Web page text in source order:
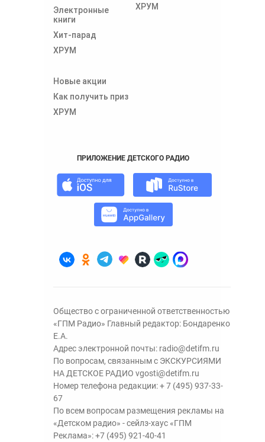
Электронные
книги
Хит-парад
ХРУМ
ХРУМ
Новые акции
Как получить приз
ХРУМ
ПРИЛОЖЕНИЕ ДЕТСКОГО РАДИО
Общество с ограниченной ответственностью
«ГПМ Радио» Главный редактор: Бондаренко
Е.А.
Адрес электронной почты: radio@detifm.ru
По вопросам, связанным с ЭКСКУРСИЯМИ
НА ДЕТСКОЕ РАДИО vgosti@detifm.ru
Номер телефона редакции:+ 7 (495) 937-33-
67
По всем вопросам размещения рекламы на
«Детском радио» - сейлз-хаус «ГПМ
Реклама»:+7 (495) 921-40-41